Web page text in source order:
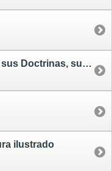
El Espiritismo. Su Historia, sus Doctrinas, sus Hechos (Edición Facsímil)
ilustrado